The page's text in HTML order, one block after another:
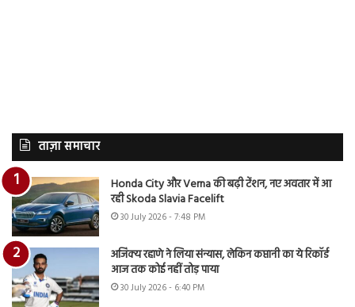
ताज़ा समाचार
Honda City और Verna की बढ़ी टेंशन, नए अवतार में आ
रही Skoda Slavia Facelift
30 July 2026 - 7:48 PM
अजिंक्य रहाणे ने लिया संन्यास, लेकिन कप्तानी का ये रिकॉर्ड
आज तक कोई नहीं तोड़ पाया
30 July 2026 - 6:40 PM